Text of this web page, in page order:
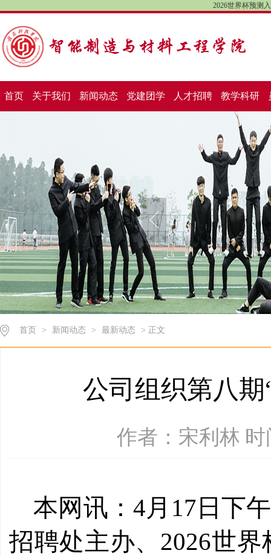
2026世界杯预测
首页 关于我们 新闻动态 党建团学 人才招聘 教学科研
首页 > 新闻动态 > 最新动态 > 正文
公司组织第八
作者：宋利林 时
本网讯：4月 17 日下午
招聘处主办、2026世